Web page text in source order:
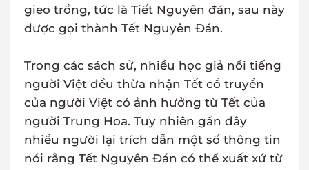
gieo trồng, tức là Tiết Nguyên đán, sau này
được gọi thành Tết Nguyên Đán.
Trong các sách sử, nhiều học giả nổi tiếng
người Việt đều thừa nhận Tết cổ truyền
của người Việt có ảnh hưởng từ Tết của
người Trung Hoa. Tuy nhiên gần đây
nhiều người lại trích dẫn một số thông tin
nói rằng Tết Nguyên Đán có thể xuất xứ từ